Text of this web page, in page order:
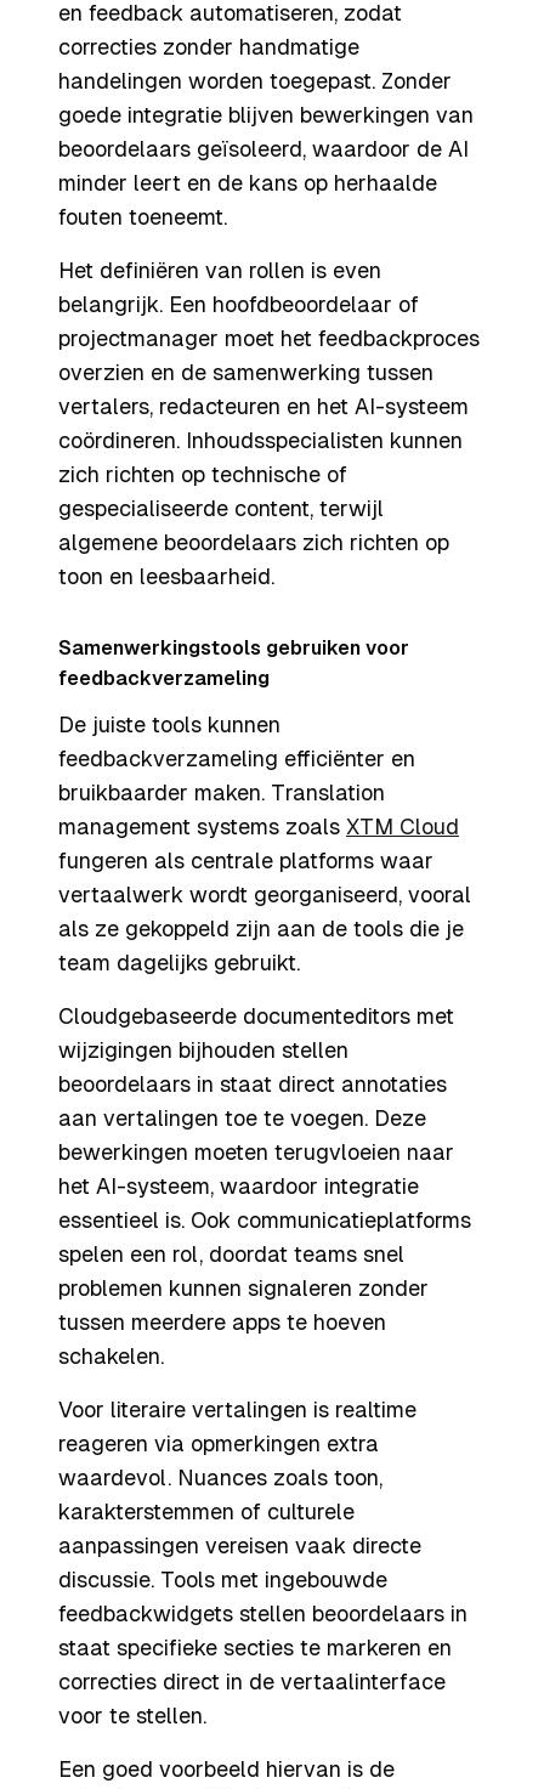
en feedback automatiseren, zodat
correcties zonder handmatige
handelingen worden toegepast. Zonder
goede integratie blijven bewerkingen van
beoordelaars geïsoleerd, waardoor de AI
minder leert en de kans op herhaalde
fouten toeneemt.
Het definiëren van rollen is even
belangrijk. Een hoofdbeoordelaar of
projectmanager moet het feedbackproces
overzien en de samenwerking tussen
vertalers, redacteuren en het AI-systeem
coördineren. Inhoudsspecialisten kunnen
zich richten op technische of
gespecialiseerde content, terwijl
algemene beoordelaars zich richten op
toon en leesbaarheid.
Samenwerkingstools gebruiken voor
feedbackverzameling
De juiste tools kunnen
feedbackverzameling efficiënter en
bruikbaarder maken. Translation
management systems zoals XTM Cloud
fungeren als centrale platforms waar
vertaalwerk wordt georganiseerd, vooral
als ze gekoppeld zijn aan de tools die je
team dagelijks gebruikt.
Cloudgebaseerde documenteditors met
wijzigingen bijhouden stellen
beoordelaars in staat direct annotaties
aan vertalingen toe te voegen. Deze
bewerkingen moeten terugvloeien naar
het AI-systeem, waardoor integratie
essentieel is. Ook communicatieplatforms
spelen een rol, doordat teams snel
problemen kunnen signaleren zonder
tussen meerdere apps te hoeven
schakelen.
Voor literaire vertalingen is realtime
reageren via opmerkingen extra
waardevol. Nuances zoals toon,
karakterstemmen of culturele
aanpassingen vereisen vaak directe
discussie. Tools met ingebouwde
feedbackwidgets stellen beoordelaars in
staat specifieke secties te markeren en
correcties direct in de vertaalinterface
voor te stellen.
Een goed voorbeeld hiervan is de